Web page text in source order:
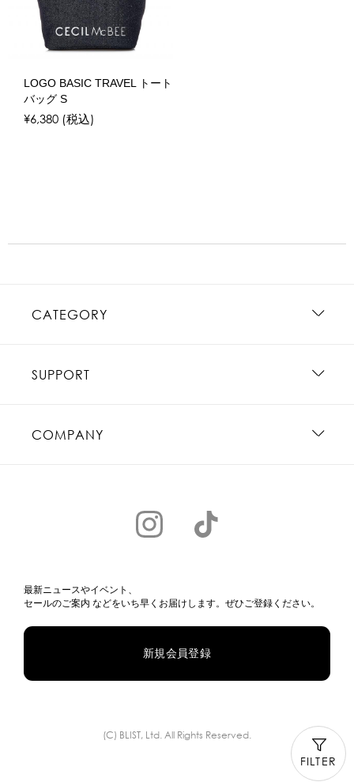
FILTER
LOGO BASIC TRAVEL トート
バッグ S
¥6,380 (税込)
CATEGORY
SUPPORT
COMPANY
最新ニュースやイベント、
セールのご案内 などをいち早くお届けします。ぜひご登録ください。
新規会員登録
(C) BLIST, Ltd. All Rights Reserved.